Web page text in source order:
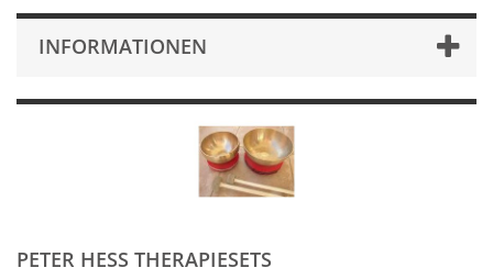
INFORMATIONEN
PETER HESS THERAPIESETS